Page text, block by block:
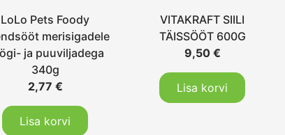
LoLo Pets Foody
merisigadele
ja puuviljadega
340g
2,77 €
Lisa korvi
VITAKRAFT SIILI
TÄISSÖÖT 600G
9,50 €
Lisa korvi